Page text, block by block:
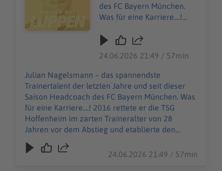
des FC Bayern München.
Was für eine Karriere....!
Hoffenheim im zarten
vor dem Abstieg und
etablierte den Verein im
oberen Leistungs-Regal.
Anschließend führte er RB
Leipzig ins Halbfinale der
Champions League. Und
jetzt also Bayern! Doch
heute muss er sich erstmal
Brüder Kroos stellen:
24.06.2026 21:49 / 57min
Julian Nagelsmann – das spannendste
Trainertalent der letzten Jahre und seit dieser
Saison Headcoach des FC Bayern München. Was
für eine Karriere....! 2016 rettete er die TSG
Hoffenheim im zarten Traineralter von 28
Jahren vor dem Abstieg und etablierte den
Verein im oberen Leistungs-Regal. Anschließend
führte er RB Leipzig ins Halbfinale der
24.06.2026 21:49 / 57min